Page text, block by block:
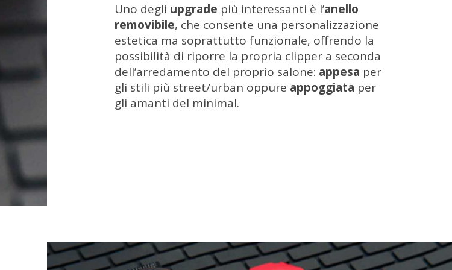
Uno degli upgrade più interessanti è l’anello
removibile, che consente una personalizzazione
estetica ma soprattutto funzionale, offrendo la
possibilità di riporre la propria clipper a seconda
dell’arredamento del proprio salone: appesa per
gli stili più street/urban oppure appoggiata per
gli amanti del minimal.